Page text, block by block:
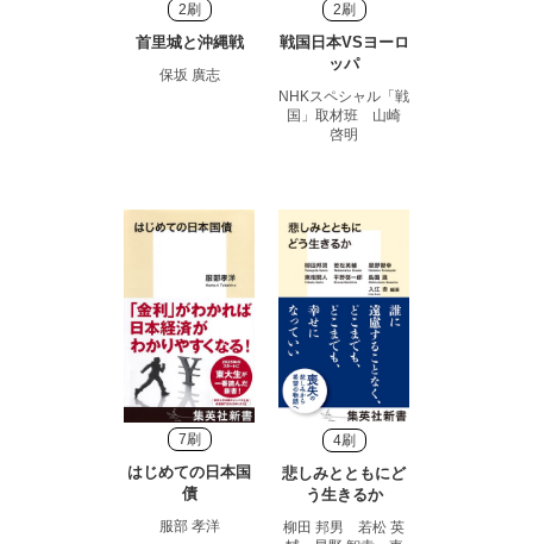
2刷
首里城と沖縄戦
保坂 廣志
2刷
戦国日本VSヨーロ
ッパ
NHKスペシャル「戦
国」取材班 山崎
啓明
7刷
はじめての日本国
債
服部 孝洋
4刷
悲しみとともにど
う生きるか
柳田 邦男 若松 英